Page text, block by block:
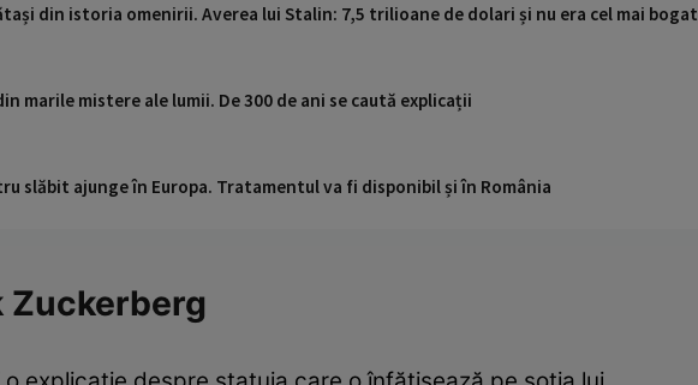
din istoria omenirii. Averea lui Stalin: 7,5 trilioane de dolari și nu era cel mai bogat
marile mistere ale lumii. De 300 de ani se caută explicații
slăbit ajunge în Europa. Tratamentul va fi disponibil și în România
Zuckerberg